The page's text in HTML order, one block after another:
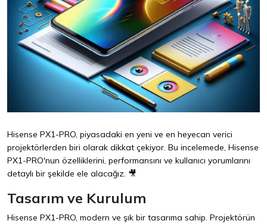
Hisense PX1-PRO, piyasadaki en yeni ve en heyecan verici
projektörlerden biri olarak dikkat çekiyor. Bu incelemede, Hisense
PX1-PRO'nun özelliklerini, performansını ve kullanıcı yorumlarını
detaylı bir şekilde ele alacağız. 🎥
Tasarım ve Kurulum
Hisense PX1-PRO, modern ve şık bir tasarıma sahip. Projektörün